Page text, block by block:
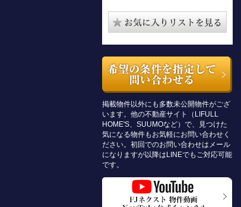
掲載物件以外にも多数未公開物件がござ
います。他の不動産サイト（LIFULL
HOME'S、SUUMOなど）で、見つけた
気になる物件もお気軽にお問い合わせく
ださい。初回でのお問い合わせはメール
になりますが以降はLINEでもご対応可能
です。